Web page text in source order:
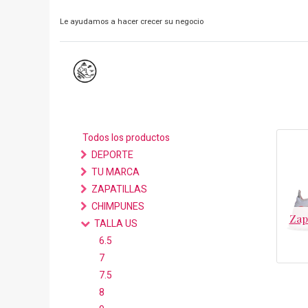
Le ayudamos a hacer crecer su negocio
Todos los productos
DEPORTE
TU MARCA
ZAPATILLAS
CHIMPUNES
TALLA US
6.5
7
7.5
8